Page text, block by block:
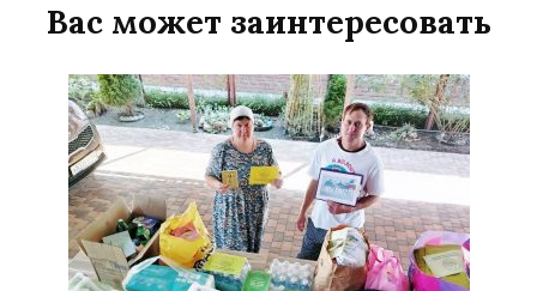
Вас может заинтересовать